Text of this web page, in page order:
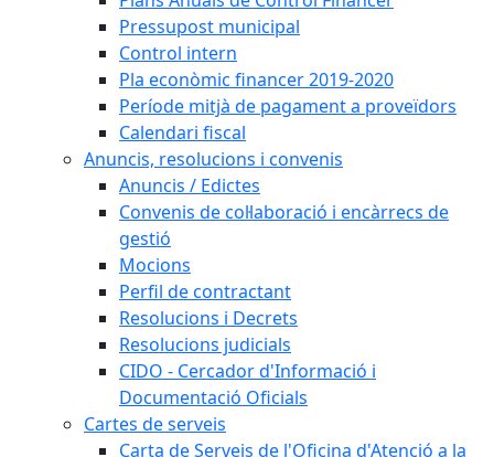
Pressupost municipal
Control intern
Pla econòmic financer 2019-2020
Període mitjà de pagament a proveïdors
Calendari fiscal
Anuncis, resolucions i convenis
Anuncis / Edictes
Convenis de col·laboració i encàrrecs de
gestió
Mocions
Perfil de contractant
Resolucions i Decrets
Resolucions judicials
CIDO - Cercador d'Informació i
Documentació Oficials
Cartes de serveis
Carta de Serveis de l'Oficina d'Atenció a la